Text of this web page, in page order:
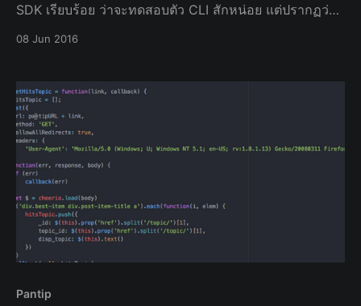
SDK เรียบร้อย ว่าจะทดสอบตัว CLI สักหน่อย แต่ปรากฏว่า
08 Jun 2016
Pantip